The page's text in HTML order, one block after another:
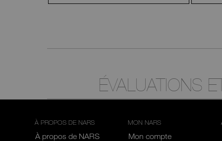
ÉVALUATIONS
À PROPOS DE NARS
À propos de NARS
MON NARS
Mon compte